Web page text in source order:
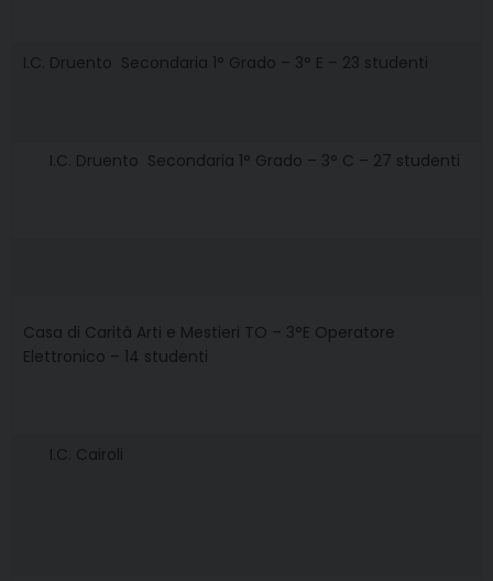
I.C. Druento  Secondaria 1° Grado – 3° E – 23 studenti
I.C. Druento  Secondaria 1° Grado – 3° C – 27 studenti
Casa di Carità Arti e Mestieri TO – 3°E Operatore
Elettronico – 14 studenti
I.C. Cairoli